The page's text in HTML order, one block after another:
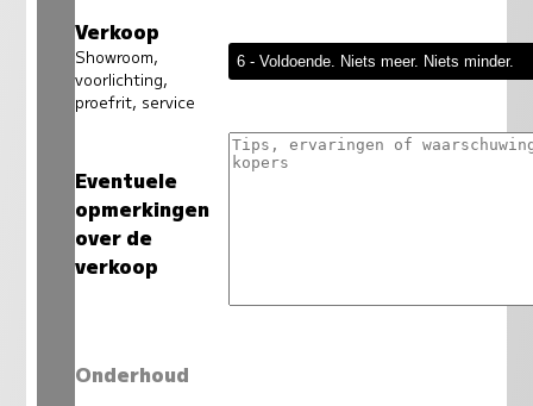
Verkoop
Showroom,
voorlichting,
proefrit, service
Eventuele
opmerkingen
over de
verkoop
Onderhoud